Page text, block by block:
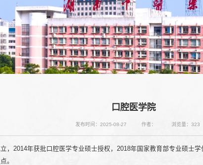
口腔医学院
发布时间：2025-08-27 作者： 浏览量：323
，2014年获批口腔医学专业硕士授权，2018年国家教育部专业硕士
。